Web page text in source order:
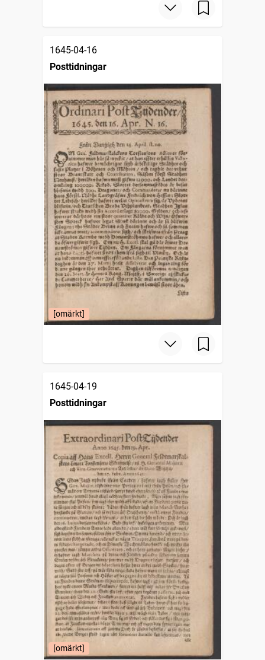
1645-04-16
Posttidningar
[omärkt]
1645-04-19
Posttidningar
[omärkt]